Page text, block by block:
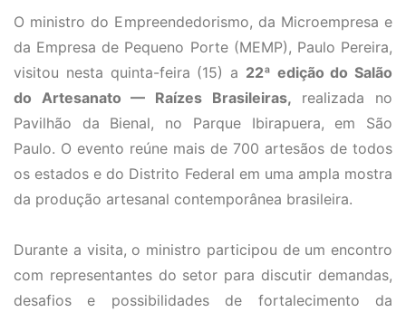
O ministro do Empreendedorismo, da Microempresa e
da Empresa de Pequeno Porte (MEMP), Paulo Pereira,
visitou nesta quinta-feira (15) a 22ª edição do Salão
do Artesanato — Raízes Brasileiras, realizada no
Pavilhão da Bienal, no Parque Ibirapuera, em São
Paulo. O evento reúne mais de 700 artesãos de todos
os estados e do Distrito Federal em uma ampla mostra
da produção artesanal contemporânea brasileira.
Durante a visita, o ministro participou de um encontro
com representantes do setor para discutir demandas,
desafios e possibilidades de fortalecimento da